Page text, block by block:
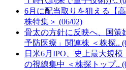
6月に配当取りを狙える【
株特集＞ (06/02)
骨太の方針に反映へ、国策
予防医療」関連株 ＜株探..
日米6月IPO、史上最大規
の視線集中 ＜株探トップ..